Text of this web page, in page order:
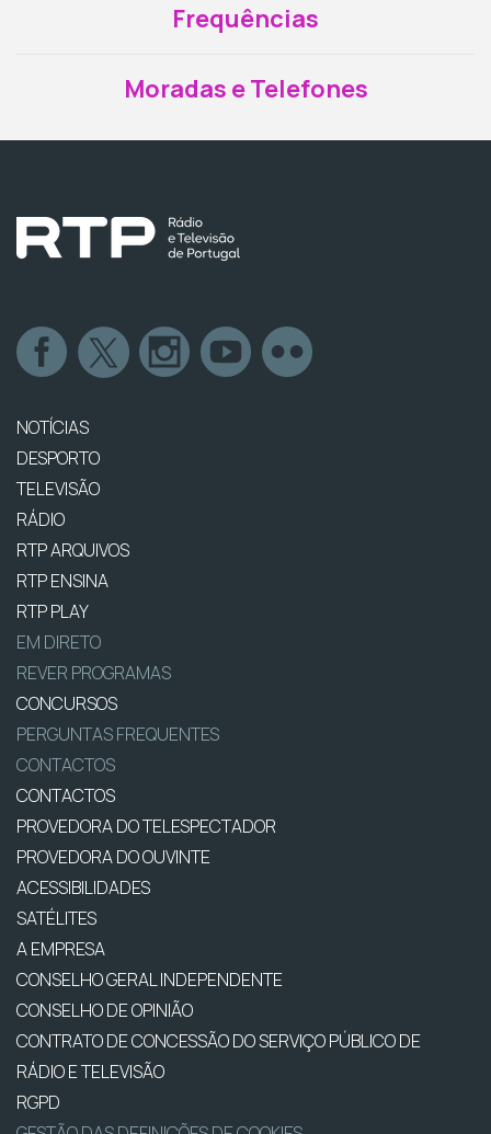
Frequências
Moradas e Telefones
NOTÍCIAS
DESPORTO
TELEVISÃO
RÁDIO
RTP ARQUIVOS
RTP ENSINA
RTP PLAY
EM DIRETO
REVER PROGRAMAS
CONCURSOS
PERGUNTAS FREQUENTES
CONTACTOS
CONTACTOS
PROVEDORA DO TELESPECTADOR
PROVEDORA DO OUVINTE
ACESSIBILIDADES
SATÉLITES
A EMPRESA
CONSELHO GERAL INDEPENDENTE
CONSELHO DE OPINIÃO
CONTRATO DE CONCESSÃO DO SERVIÇO PÚBLICO DE
RÁDIO E TELEVISÃO
RGPD